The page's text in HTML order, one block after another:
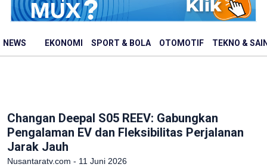
NEWS EKONOMI SPORT & BOLA OTOMOTIF TEKNO &
Changan Deepal S05 REEV: Gabungkan
Pengalaman EV dan Fleksibilitas Perjalanan
Jarak Jauh
Nusantaratv.com - 11 Juni 2026